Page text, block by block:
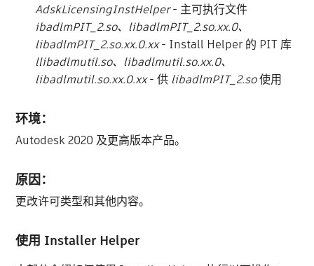
AdskLicensingInstHelper- 主可执行文件
ibadlmPIT_2.so、libadlmPIT_2.so.xx.0、
libadlmPIT_2.so.xx.0.xx- Install Helper 的 PIT 库
llibadlmutil.so、libadlmutil.so.xx.0、
libadlmutil.so.xx.0.xx- 供 libadlmPIT_2.so使用
环境：
Autodesk 2020 及更高版本产品。
原因：
更改许可类型和其他内容。
使用 Installer Helper